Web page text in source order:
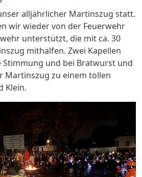
alljährlicher Martinszug statt.
wir wieder von der Feuerwehr
unterstützt, die mit ca. 30
mithalfen. Zwei Kapellen
und bei Bratwurst und
Martinszug zu einem tollen
Klein.